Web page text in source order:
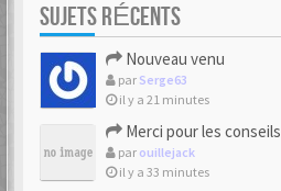
SUJETS RÉCENTS
Nouveau venu
par Serge63
il y a 21 minutes
Merci pour les conseils
par ouillejack
il y a 33 minutes